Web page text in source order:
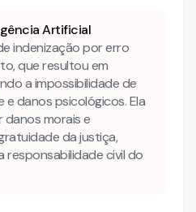
Artificial
indenização por erro
que resultou em
a impossibilidade de
danos psicológicos. Ela
morais e
da justiça,
civil do